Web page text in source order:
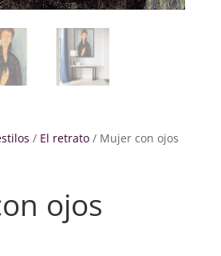
/ El retrato/ Mujer con ojos
ojos